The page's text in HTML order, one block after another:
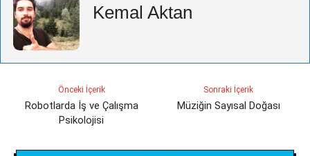
Kemal Aktan
Önceki İçerik
Robotlarda İş ve Çalışma
Psikolojisi
Sonraki İçerik
Müziğin Sayısal Doğası